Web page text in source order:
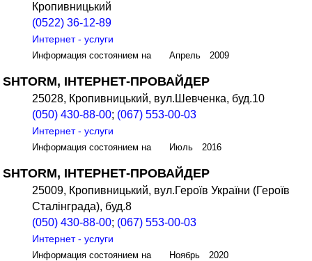
Кропивницький
(0522) 36-12-89
Интернет - услуги
Информация состоянием на Апрель 2009
SHTORM, ІНТЕРНЕТ-ПРОВАЙДЕР
25028, Кропивницький, вул.Шевченка, буд.10
(050) 430-88-00; (067) 553-00-03
Интернет - услуги
Информация состоянием на Июль 2016
SHTORM, ІНТЕРНЕТ-ПРОВАЙДЕР
25009, Кропивницький, вул.Героїв України (Героїв
Сталінграда), буд.8
(050) 430-88-00; (067) 553-00-03
Интернет - услуги
Информация состоянием на Ноябрь 2020